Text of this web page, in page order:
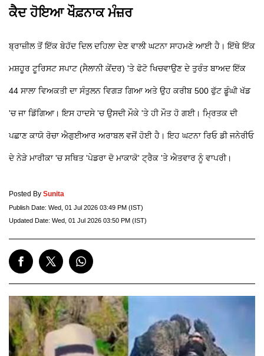
ਕੈਦ ਹੋਇਆ ਖੌਫ਼ਨਾਕ ਮੰਜ਼ਰ
ਬ੍ਰਾਜ਼ੀਲ ਤੋਂ ਇੱਕ ਬੇਹੱਦ ਦਿਲ ਦਹਿਲਾ ਦੇਣ ਵਾਲੀ ਘਟਨਾ ਸਾਹਮਣੇ ਆਈ ਹੈ। ਇੱਥੇ ਇੱਕ
ਮਸ਼ਹੂਰ ਟੂਰਿਸਟ ਸਪਾਟ (ਸੈਲਾਨੀ ਕੇਂਦਰ) 'ਤੇ ਫੋਟੋ ਖਿਚਵਾਉਣ ਦੇ ਤੁਰੰਤ ਬਾਅਦ ਇੱਕ
44 ਸਾਲਾ ਵਿਅਕਤੀ ਦਾ ਸੰਤੁਲਨ ਵਿਗੜ ਗਿਆ ਅਤੇ ਉਹ ਕਰੀਬ 500 ਫੁੱਟ ਡੂੰਘੀ ਖੱਡ
'ਚ ਜਾ ਡਿੱਗਿਆ। ਇਸ ਹਾਦਸੇ 'ਚ ਉਸਦੀ ਮੌਕੇ 'ਤੇ ਹੀ ਮੌਤ ਹੋ ਗਈ। ਮ੍ਰਿਤਕ ਦੀ
ਪਛਾਣ ਕਾਯੋ ਰੋਚਾ ਐਗੁਈਆਰ ਅਰਾਬਲ ਵਜੋਂ ਹੋਈ ਹੈ। ਇਹ ਘਟਨਾ ਰਿਓ ਡੀ ਜਨੇਰੀਓ
ਦੇ ਨੇੜੇ ਮਾਰੀਕਾ 'ਚ ਸਥਿਤ 'ਪੇਡਰਾ ਦੋ ਮਾਕਾਕੋ' ਟ੍ਰੈਕ 'ਤੇ ਐਤਵਾਰ ਨੂੰ ਵਾਪਰੀ।
Posted By Sunita
Publish Date: Wed, 01 Jul 2026 03:49 PM (IST)
Updated Date: Wed, 01 Jul 2026 03:50 PM (IST)